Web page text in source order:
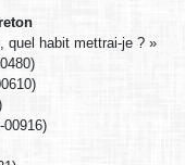
quel habit mettrai-je ? »
00916)